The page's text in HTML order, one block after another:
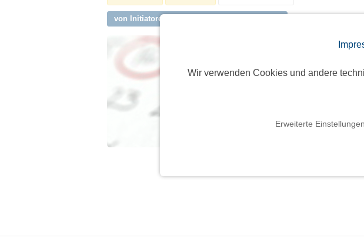
Wir verwenden Cookies und andere
Erweiterte Einstellungen
von Initiatoren aus Berlin, Friedrichshagen